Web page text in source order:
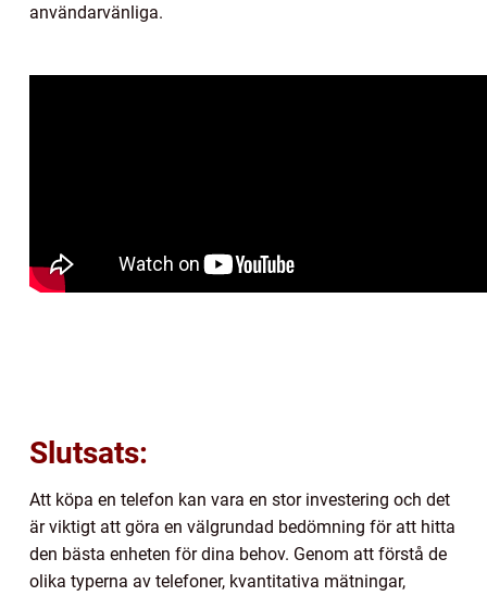
användarvänliga.
Slutsats:
Att köpa en telefon kan vara en stor investering och det
är viktigt att göra en välgrundad bedömning för att hitta
den bästa enheten för dina behov. Genom att förstå de
olika typerna av telefoner, kvantitativa mätningar,